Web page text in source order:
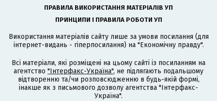
ПРАВИЛА ВИКОРИСТАННЯ МАТЕРІАЛІВ УП
ПРИНЦИПИ І ПРАВИЛА РОБОТИ УП
Використання матеріалів сайту лише за умови посилання (для
інтернет-видань - гіперпосилання) на "Економічну правду".
Всі матеріали, які розміщені на цьому сайті із посиланням на
агентство "Інтерфакс-Україна", не підлягають подальшому
відтворенню та/чи розповсюдженню в будь-якій формі,
інакше як з письмового дозволу агентства "Інтерфакс-
Україна".